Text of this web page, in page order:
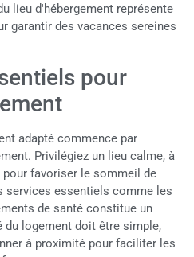
lieu d'hébergement représente
garantir des vacances sereines
pour
adapté commence par
Privilégiez un lieu calme, à
pour favoriser le sommeil de
services essentiels comme les
de santé constitue un
logement doit être simple,
à proximité pour faciliter les